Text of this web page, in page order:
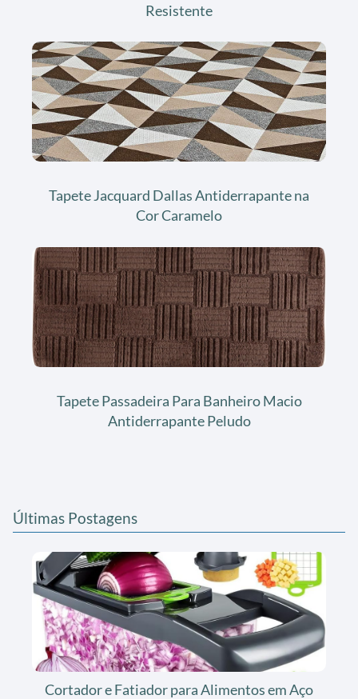
Resistente
Tapete Jacquard Dallas Antiderrapante na
Cor Caramelo
Tapete Passadeira Para Banheiro Macio
Antiderrapante Peludo
Últimas Postagens
Cortador e Fatiador para Alimentos em Aço